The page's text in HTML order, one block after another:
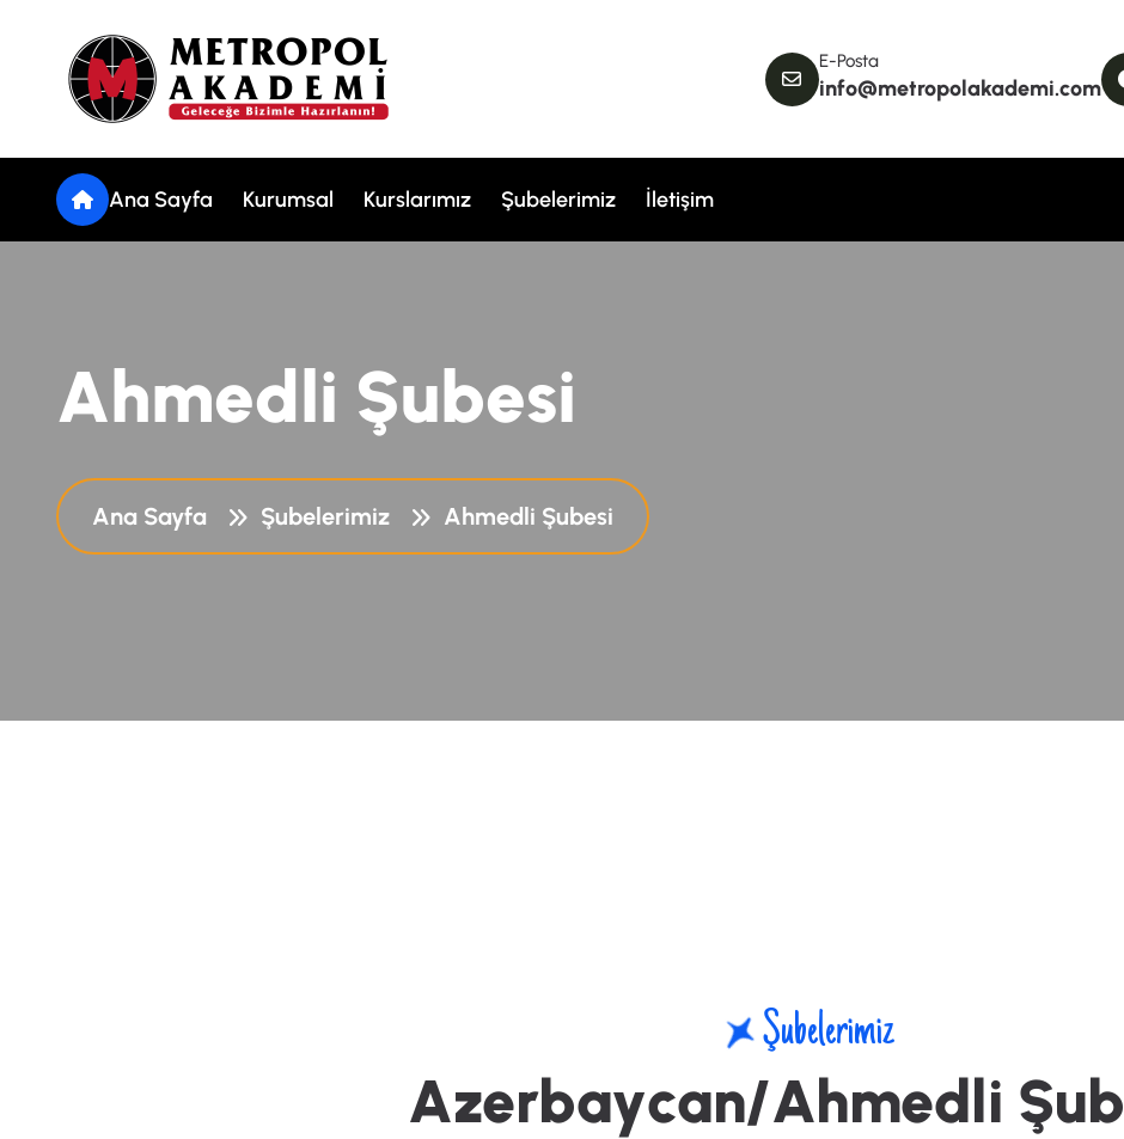
E-Posta
info@metropolakademi.com
Ana Sayfa Kurumsal Kurslarımız Şubelerimiz İletişim
Ahmedli Şubesi
Ana Sayfa Şubelerimiz Ahmedli Şubesi
Şubelerimiz
Azerbaycan/Ahmedli Şub